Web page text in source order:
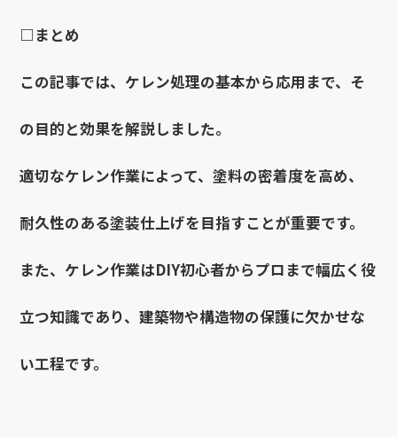
□まとめ
この記事では、ケレン処理の基本から応用まで、そ
の目的と効果を解説しました。
適切なケレン作業によって、塗料の密着度を高め、
耐久性のある塗装仕上げを目指すことが重要です。
また、ケレン作業はDIY初心者からプロまで幅広く役
立つ知識であり、建築物や構造物の保護に欠かせな
い工程です。